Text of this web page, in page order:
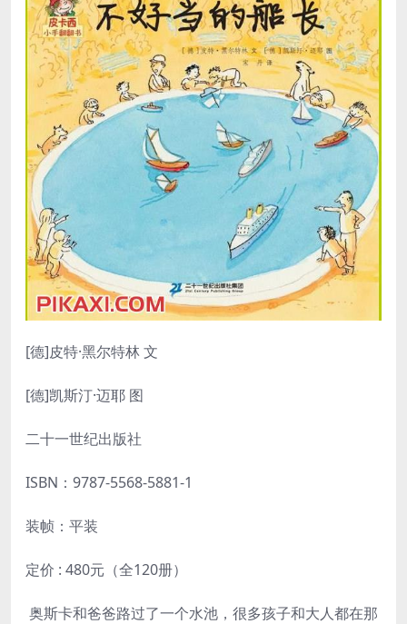
[德]皮特·黑尔特林 文
[德]凯斯汀·迈耶 图
二十一世纪出版社
ISBN： 9787-5568-5881-1
装帧：平装
定价 : 480元（全120册）
奥斯卡和爸爸路过了一个水池，很多孩子和大人都在那